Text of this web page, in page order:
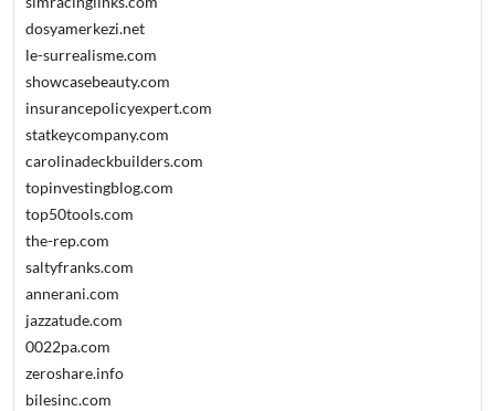
dosyamerkezi.net
le-surrealisme.com
showcasebeauty.com
insurancepolicyexpert.com
statkeycompany.com
carolinadeckbuilders.com
topinvestingblog.com
top50tools.com
the-rep.com
saltyfranks.com
annerani.com
jazzatude.com
0022pa.com
zeroshare.info
bilesinc.com